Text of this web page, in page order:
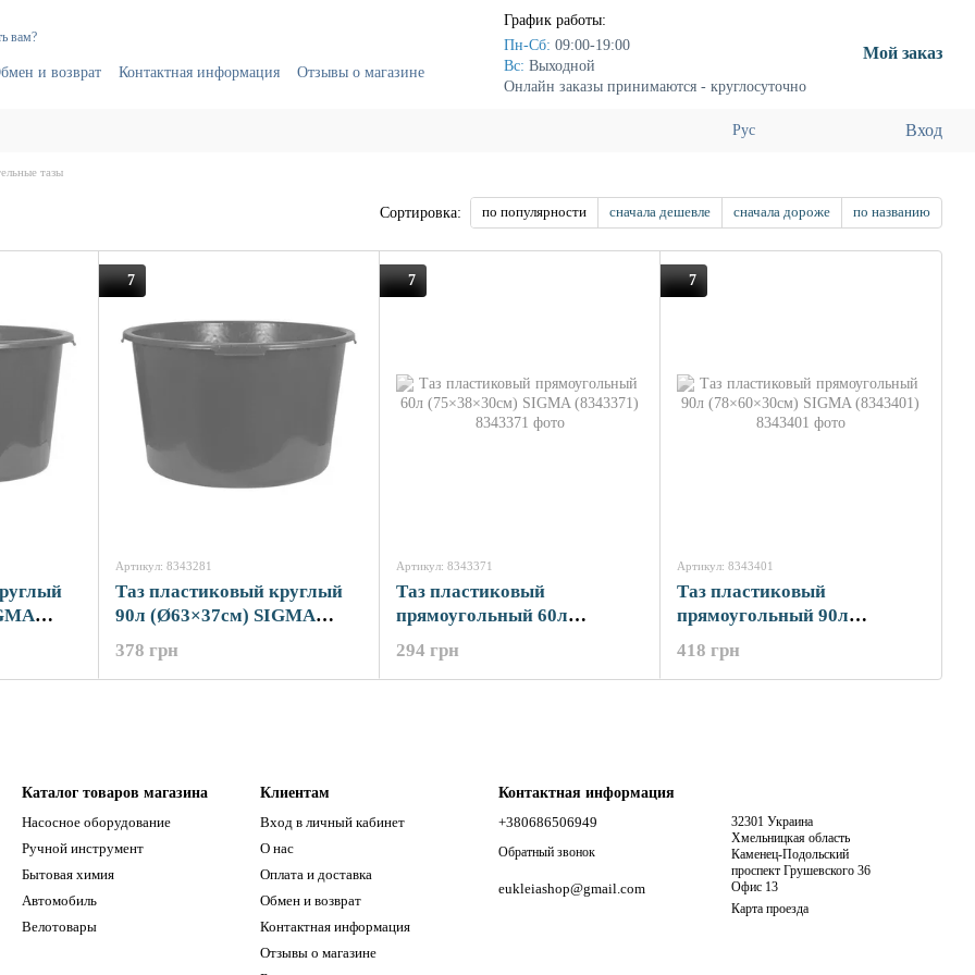
вам?
и возврат Контактная информация
Отзывы о магазине
График работы:
Пн-Сб: 09:00-19:00
Вс: Выходной
Онлайн заказы принимаются - круглосуточно
Мой заказ
Рус Вход
тазы
Сортировка: по популярности сначала дешевле сначала дороже по названию
7
Артикул: 8343281
Таз пластиковый круглый
90л (Ø63×37см) SIGMA
(8343281)
378 грн
7
Артикул: 8343371
Таз пластиковый
прямоугольный 60л
(75×38×30см) SIGMA
(8343371)
294 грн
7
Артикул: 8343401
Таз пластиковый
прямоугольный 90л
(78×60×30см) SIGMA
(8343401)
418 грн
Каталог товаров магазина
Насосное оборудование
Ручной инструмент
Бытовая химия
Автомобиль
Велотовары
Клиентам
Вход в личный кабинет
О нас
Оплата и доставка
Обмен и возврат
Контактная информация
Отзывы о магазине
Контактная информация
+380686506949
Обратный звонок
eukleiashop@gmail.com
32301 Украина
Хмельницкая область
Каменец-Подольский
проспект Грушевского 36
Офис 13
Карта проезда